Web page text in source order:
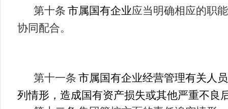
第十条 市属国有企业应当明确相应的职
协同配合。
第十一条 市属国有企业经营管理有关人
列情形，造成国有资产损失或其他严重不良